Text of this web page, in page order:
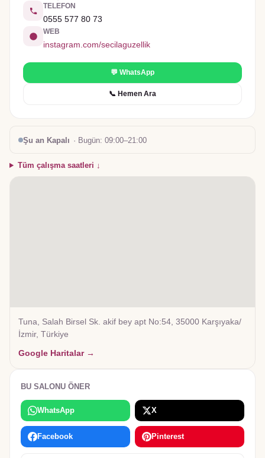
TELEFON
0555 577 80 73
WEB
instagram.com/secilaguzellik
💬 WhatsApp
📞 Hemen Ara
Şu an Kapalı · Bugün: 09:00–21:00
Tüm çalışma saatleri ↓
Tuna, Salah Birsel Sk. akif bey apt No:54, 35000 Karşıyaka/
İzmir, Türkiye
Google Haritalar →
BU SALONU ÖNER
WhatsApp X
Facebook Pinterest